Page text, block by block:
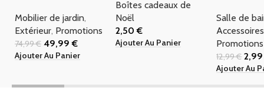
Mobilier de jardin,
Extérieur, Promotions
74,99€ 49,99€
Ajouter Au Panier
Boîtes cadeaux de
Noël
2,50€
Ajouter Au Panier
Salle de
Promotions
12,99€
Ajouter Au